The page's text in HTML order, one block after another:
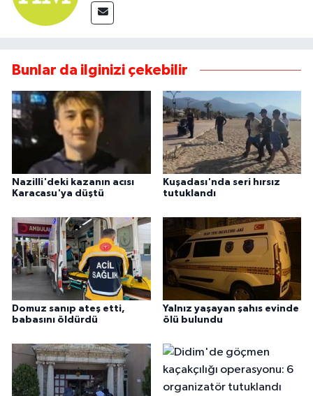
Bunlar da ilginizi çekebilir
Nazilli'deki kazanın acısı
Karacasu'ya düştü
Kuşadası'nda seri hırsız
tutuklandı
Domuz sanıp ateş etti,
babasını öldürdü
Yalnız yaşayan şahıs evinde
ölü bulundu